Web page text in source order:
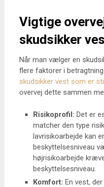
Vigtige
skudsikker
Når man vælger en
flere faktorer i betragtning.
skudsikker vest som er
overvej dette sammen
Risikoprofil: Det er
matcher den type
lavrisikoarbejde kan
beskyttelsesniveau
højrisikoarbejde
beskyttelsesniveau.
Komfort: En vest,